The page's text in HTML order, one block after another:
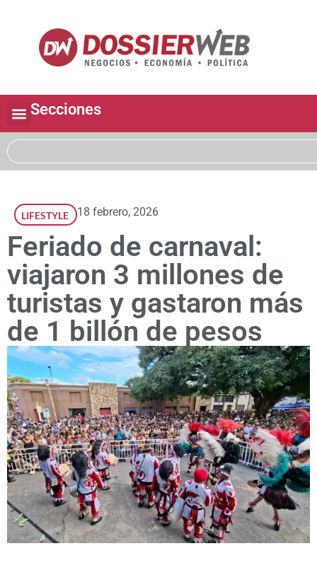
Secciones
LIFESTYLE 18 febrero, 2026
Feriado de carnaval:
viajaron 3 millones de
turistas y gastaron más
de 1 billón de pesos